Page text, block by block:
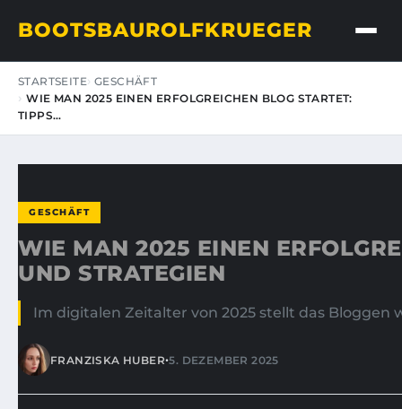
BOOTSBAUROLFKRUEGER
STARTSEITE GESCHÄFT
WIE MAN 2025 EINEN ERFOLGREICHEN BLOG STARTET:
TIPPS…
GESCHÄFT
WIE MAN 2025 EINEN
UND STRATEGIEN
Im digitalen Zeitalter von 2025 stellt das
FRANZISKA HUBER•5. DEZEMBER 2025